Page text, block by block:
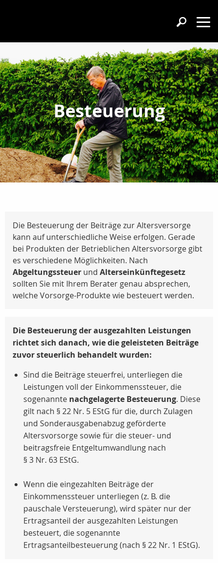
Besteuerung
Die Besteuerung der Beiträge zur Altersversorge
kann auf unterschiedliche Weise erfolgen. Gerade
bei Produkten der Betrieblichen Altersvorsorge gibt
es verschiedene Möglichkeiten. Nach
Abgeltungssteuer und Alterseinkünftegesetz
sollten Sie mit Ihrem Berater genau absprechen,
welche Vorsorge-Produkte wie besteuert werden.
Die Besteuerung der ausgezahlten Leistungen
richtet sich danach, wie die geleisteten Beiträge
zuvor steuerlich behandelt wurden:
Sind die Beiträge steuerfrei, unterliegen die
Leistungen voll der Einkommenssteuer, die
sogenannte nachgelagerte Besteuerung. Diese
gilt nach § 22 Nr. 5 EStG für die, durch Zulagen
und Sonderausgabenabzug geförderte
Altersvorsorge sowie für die steuer- und
beitragsfreie Entgeltumwandlung nach
§ 3 Nr. 63 EStG.
Wenn die eingezahlten Beiträge der
Einkommenssteuer unterliegen (z. B. die
pauschale Versteuerung), wird später nur der
Ertragsanteil der ausgezahlten Leistungen
besteuert, die sogenannte
Ertragsanteilbesteuerung (nach § 22 Nr. 1 EStG).